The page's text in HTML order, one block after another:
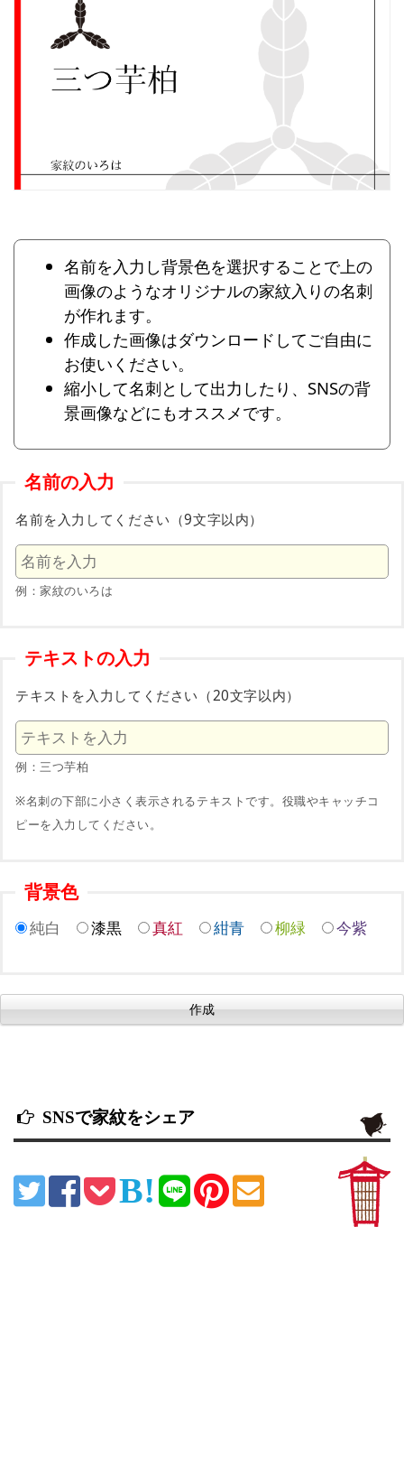
名前を入力し背景色を選択することで上の
画像のようなオリジナルの家紋入りの名刺
が作れます。
作成した画像はダウンロードしてご自由に
お使いください。
縮小して名刺として出力したり、SNSの背
景画像などにもオススメです。
名前の入力
名前を入力してください（9文字以内）
例：家紋のいろは
テキストの入力
テキストを入力してください（20文字以内）
例：三つ芋柏
※名刺の下部に小さく表示されるテキストです。役職やキャッチコ
ピーを入力してください。
背景色
純白 漆黒 真紅 紺青 柳緑 今紫
SNSで家紋をシェア